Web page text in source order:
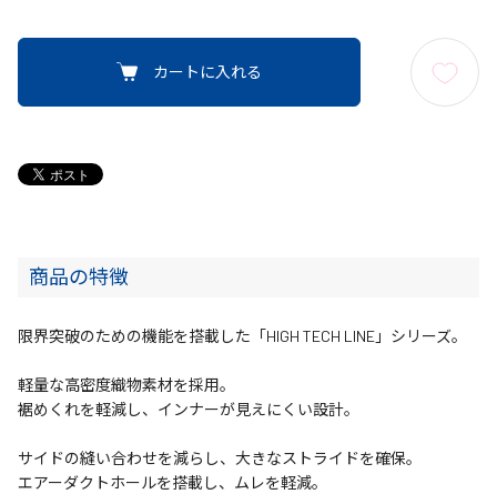
カートに入れる
商品の特徴
限界突破のための機能を搭載した「HIGH TECH LINE」シリーズ。
軽量な高密度織物素材を採用。
裾めくれを軽減し、インナーが見えにくい設計。
サイドの縫い合わせを減らし、大きなストライドを確保。
エアーダクトホールを搭載し、ムレを軽減。